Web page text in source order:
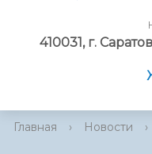
410031, г.
Главная › Новости ›